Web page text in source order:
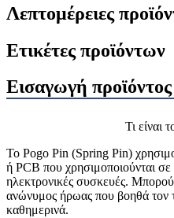
Λεπτομέρειες
Ετικέτες προϊόντων
Εισαγωγή προϊόντος
Τι είναι
Το Pogo Pin (Spring Pin)
ή PCB που χρησιμοποιούνται
ηλεκτρονικές συσκευές.
ανώνυμος ήρωας που βοηθά
καθημερινά.